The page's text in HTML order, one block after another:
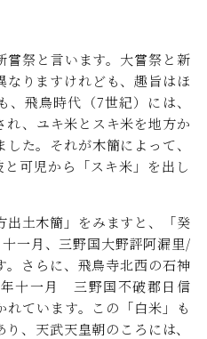
嘗祭と言います。大嘗祭と新
なりますけれども、趣旨はほ
飛鳥時代（7世紀）には、
、ユキ米とスキ米を地方か
た。それが木簡によって、
可児から「スキ米」を出し
出土木簡」をみますと、「癸
一月、三野国大野評阿漏里/
。さらに、飛鳥寺北西の石神
十一月 三野国不破郡日信
ています。この「白米」も
り、天武天皇朝のころには、